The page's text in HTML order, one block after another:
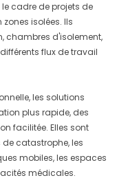
cadre de projets de
isolées. Ils
chambres d'isolement,
flux de travail
les solutions
plus rapide, des
facilitée. Elles sont
catastrophe, les
mobiles, les espaces
médicales.